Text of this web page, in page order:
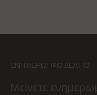
ΕΝΗΜΕΡΩΤΙΚΌ ΔΕΛΤΊΟ
Μείνετε